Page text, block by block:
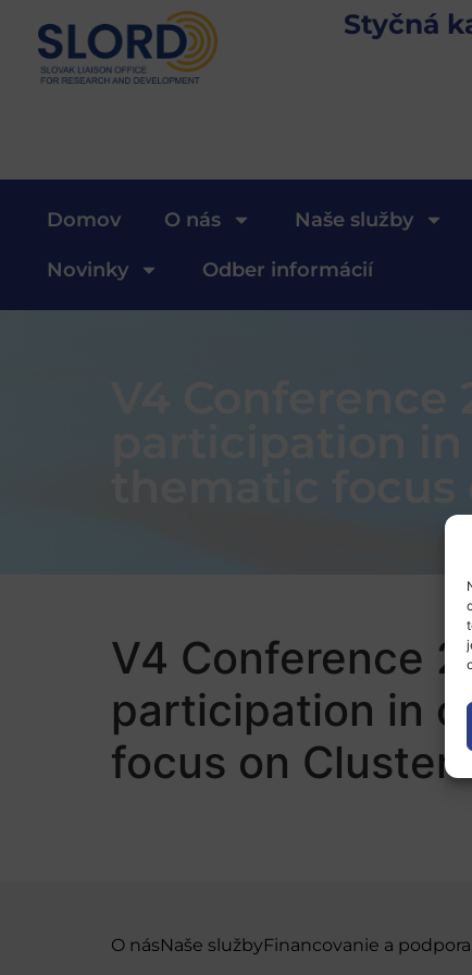
Styčná
Domov O nás Naše služby
Novinky Odber informácií
V4
participation
V4 Conference
participation in
focus on Cluster
O násNaše službyFinancovanie a podpora